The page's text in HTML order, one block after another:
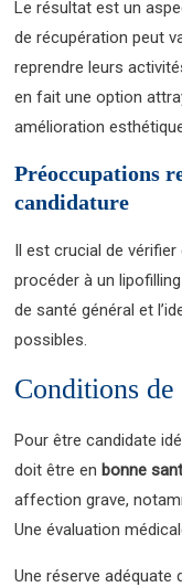
Le résultat est un
de récupération peut
reprendre leurs
en fait une option
amélioration
Préoccupations
candidature
Il est crucial de
procéder à un
de santé général et
possibles.
Conditions de
Pour être candidate
doit être en bonne
affection grave,
Une évaluation
Une réserve adéquate